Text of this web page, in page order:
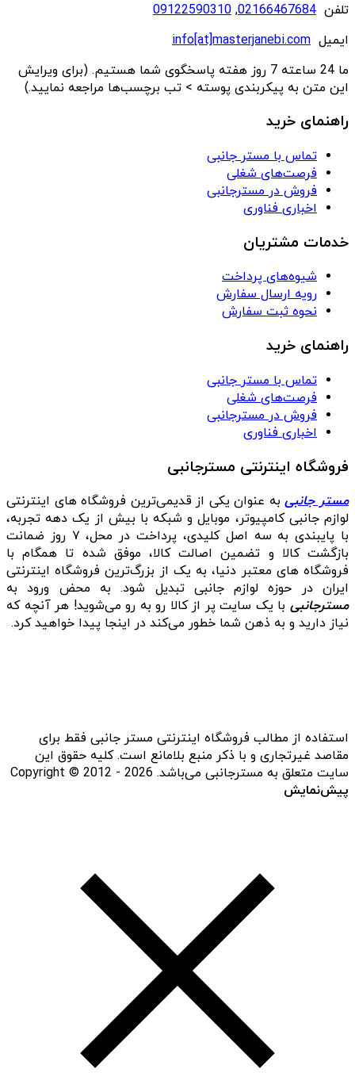
تلفن 02166467684
,
09122590310
ایمیل info[at]masterjanebi.com
ما 24 ساعته 7 روز هفته پاسخگوی شما هستیم. (برای ویرایش
این متن به پیکربندی پوسته > تب برچسب‌ها مراجعه نمایید.)
راهنمای خرید
تماس با مستر جانبی
فرصت‌های شغلی
فروش در مسترجانبی
اخباری فناوری
خدمات مشتریان
شیوه‌های پرداخت
رویه ارسال سفارش
نحوه ثبت سفارش
راهنمای خرید
تماس با مستر جانبی
فرصت‌های شغلی
فروش در مسترجانبی
اخباری فناوری
فروشگاه اینترنتی مسترجانبی
مستر جانبیبه عنوان یکی از قدیمی‌ترین فروشگاه های اینترنتی
لوازم جانبی کامپیوتر، موبایل و شبکه با بیش از یک دهه تجربه،
با پایبندی به سه اصل کلیدی، پرداخت در محل، ۷ روز ضمانت
بازگشت کالا و تضمین اصالت کالا، موفق شده تا همگام با
فروشگاه‌ های معتبر دنیا، به یک از بزرگ‌ترین فروشگاه اینترنتی
ایران در حوزه لوازم جانبی تبدیل شود. به محض ورود به
مسترجانبی با یک سایت پر از کالا رو به رو می‌شوید! هر آنچه که
نیاز دارید و به ذهن شما خطور می‌کند در اینجا پیدا خواهید کرد.
استفاده از مطالب فروشگاه اینترنتی مستر جانبی فقط برای
مقاصد غیرتجاری و با ذکر منبع بلامانع است. کلیه حقوق این
سایت متعلق به مسترجانبی می‌باشد. Copyright © 2012 - 2026
پیش‌نمایش